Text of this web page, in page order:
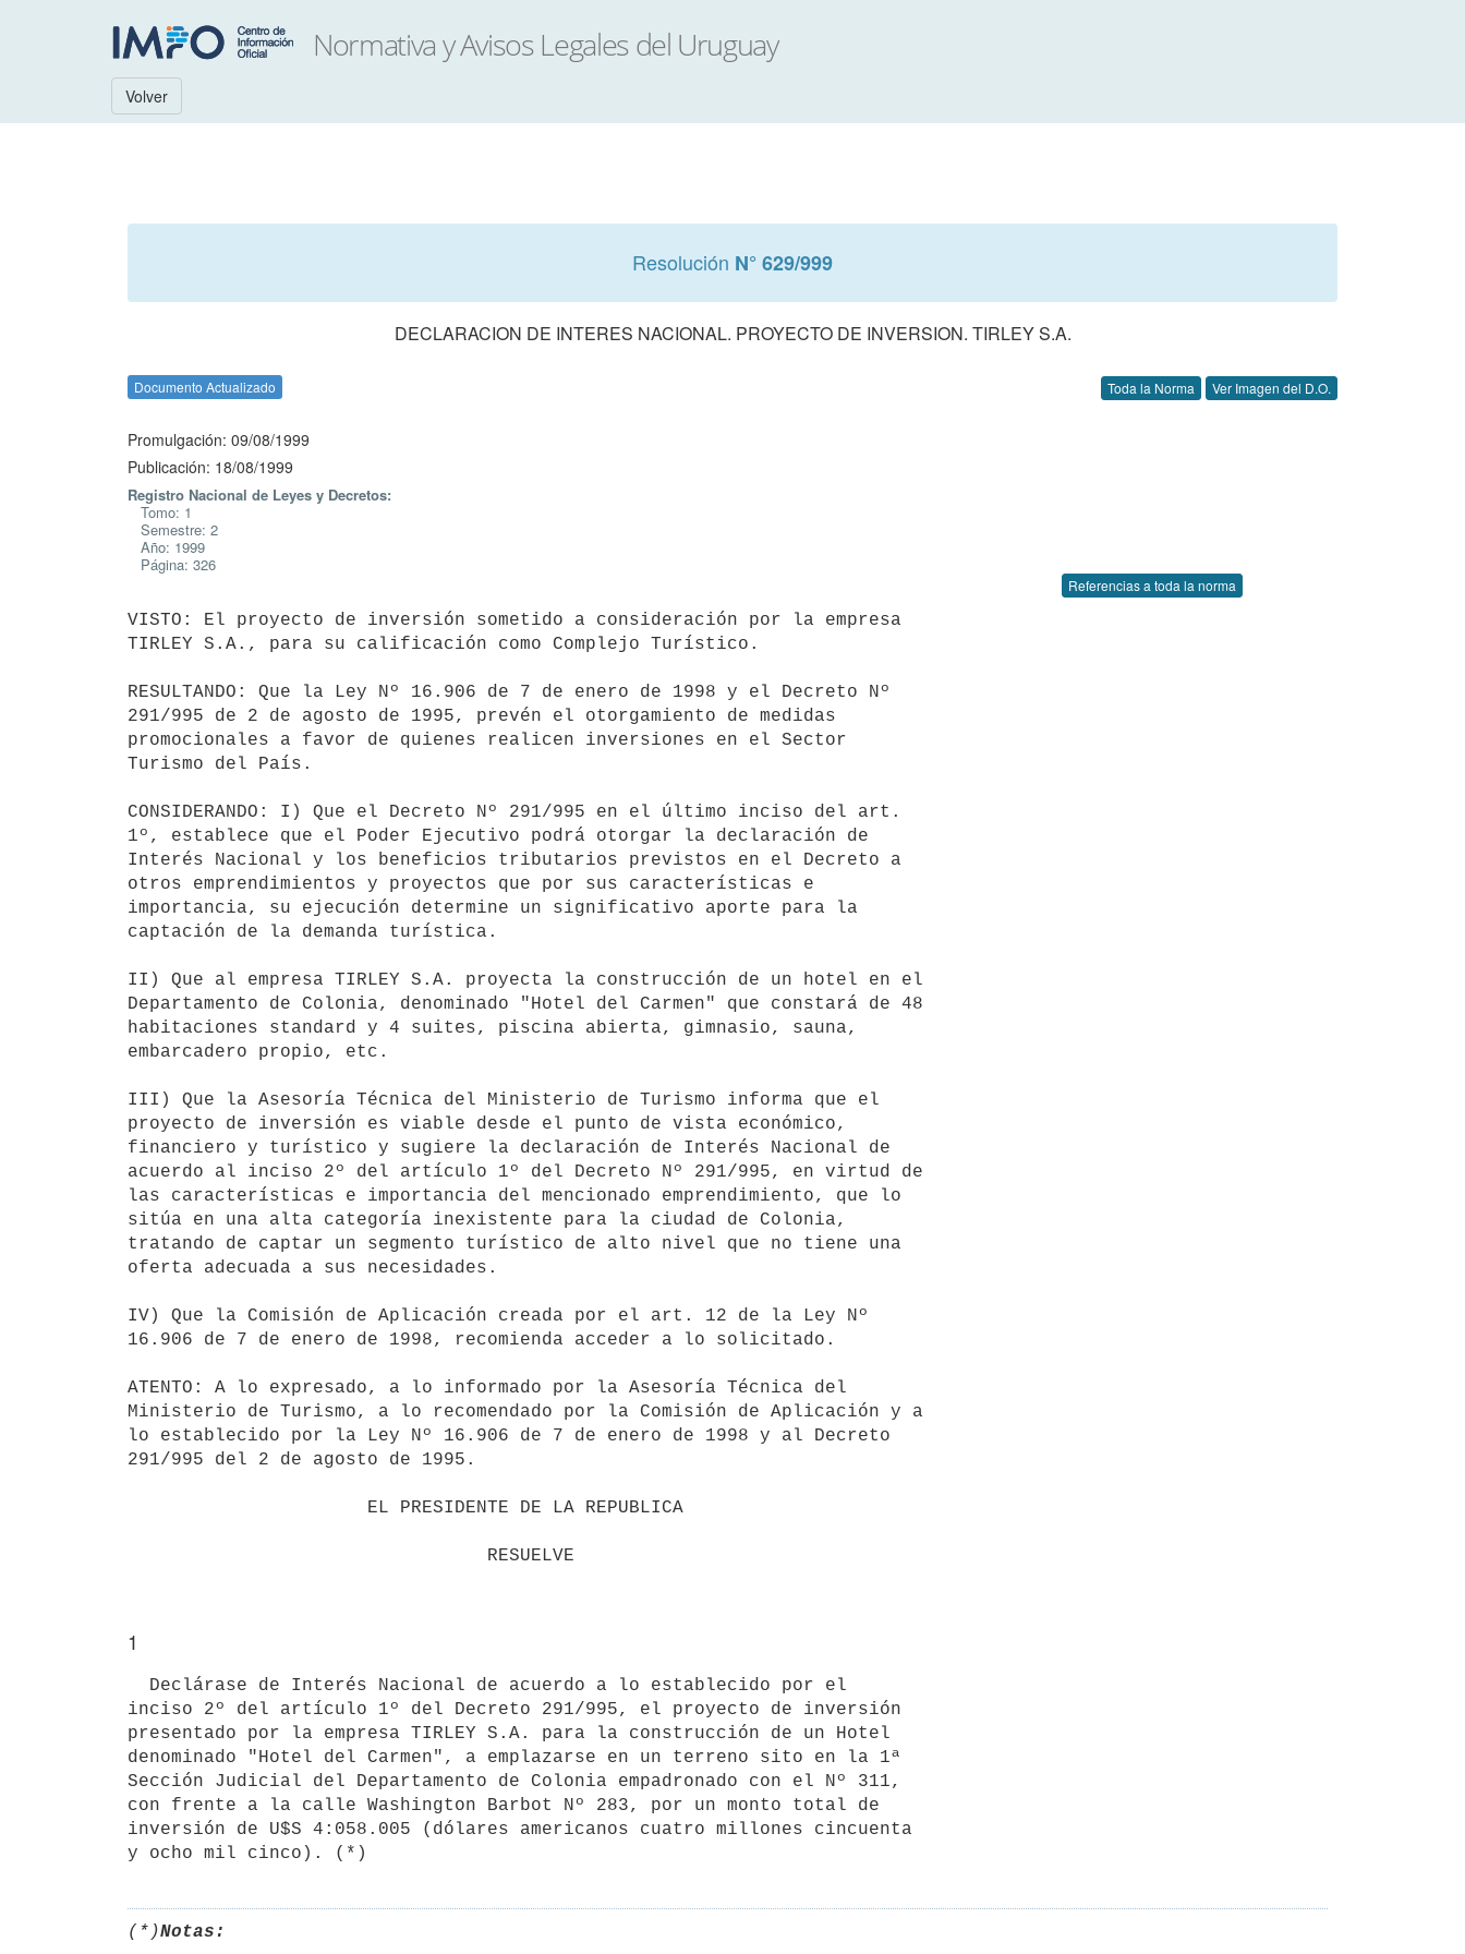
Volver
Resolución N° 629/999
DECLARACION DE INTERES NACIONAL. PROYECTO DE INVERSION. TIRLEY S.A.
Documento Actualizado Toda la Norma Ver Imagen del D.O.
Promulgación: 09/08/1999
Publicación: 18/08/1999
Registro Nacional de Leyes y Decretos:
Tomo: 1
Semestre: 2
Año: 1999
Página: 326
Referencias a toda la norma
VISTO: El proyecto de inversión sometido a consideración por la empresa
TIRLEY S.A., para su calificación como Complejo Turístico.
RESULTANDO: Que la Ley Nº 16.906 de 7 de enero de 1998 y el Decreto Nº
291/995 de 2 de agosto de 1995, prevén el otorgamiento de medidas
promocionales a favor de quienes realicen inversiones en el Sector
Turismo del País.
CONSIDERANDO: I) Que el Decreto Nº 291/995 en el último inciso del art.
1º, establece que el Poder Ejecutivo podrá otorgar la declaración de
Interés Nacional y los beneficios tributarios previstos en el Decreto a
otros emprendimientos y proyectos que por sus características e
importancia, su ejecución determine un significativo aporte para la
captación de la demanda turística.
II) Que al empresa TIRLEY S.A. proyecta la construcción de un hotel en el
Departamento de Colonia, denominado "Hotel del Carmen" que constará de 48
habitaciones standard y 4 suites, piscina abierta, gimnasio, sauna,
embarcadero propio, etc.
III) Que la Asesoría Técnica del Ministerio de Turismo informa que el
proyecto de inversión es viable desde el punto de vista económico,
financiero y turístico y sugiere la declaración de Interés Nacional de
acuerdo al inciso 2º del artículo 1º del Decreto Nº 291/995, en virtud de
las características e importancia del mencionado emprendimiento, que lo
sitúa en una alta categoría inexistente para la ciudad de Colonia,
tratando de captar un segmento turístico de alto nivel que no tiene una
oferta adecuada a sus necesidades.
IV) Que la Comisión de Aplicación creada por el art. 12 de la Ley Nº
16.906 de 7 de enero de 1998, recomienda acceder a lo solicitado.
ATENTO: A lo expresado, a lo informado por la Asesoría Técnica del
Ministerio de Turismo, a lo recomendado por la Comisión de Aplicación y a
lo establecido por la Ley Nº 16.906 de 7 de enero de 1998 y al Decreto
291/995 del 2 de agosto de 1995.
1
inciso 2º del artículo 1º del Decreto 291/995, el proyecto de inversión
presentado por la empresa TIRLEY S.A. para la construcción de un Hotel
denominado "Hotel del Carmen", a emplazarse en un terreno sito en la 1ª
Sección Judicial del Departamento de Colonia empadronado con el Nº 311,
con frente a la calle Washington Barbot Nº 283, por un monto total de
inversión de U$S 4:058.005 (dólares americanos cuatro millones cincuenta
(*)Notas: